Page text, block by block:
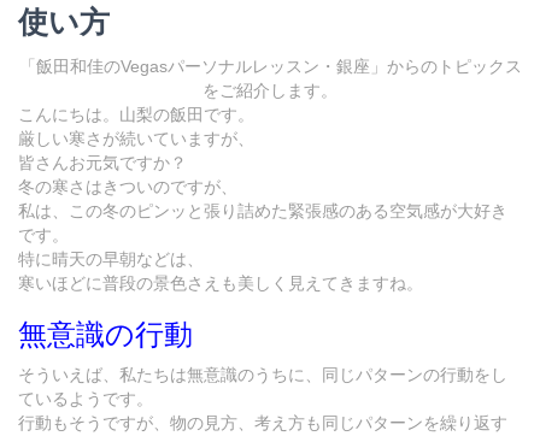
使い方
「飯田和佳のVegasパーソナルレッスン・銀座」からのトピックス
をご紹介します。
こんにちは。山梨の飯田です。
厳しい寒さが続いていますが、
皆さんお元気ですか？
冬の寒さはきついのですが、
私は、この冬のピンッと張り詰めた緊張感のある空気感が大好き
です。
特に晴天の早朝などは、
寒いほどに普段の景色さえも美しく見えてきますね。
無意識の行動
そういえば、私たちは無意識のうちに、同じパターンの行動をし
ているようです。
行動もそうですが、物の見方、考え方も同じパターンを繰り返す